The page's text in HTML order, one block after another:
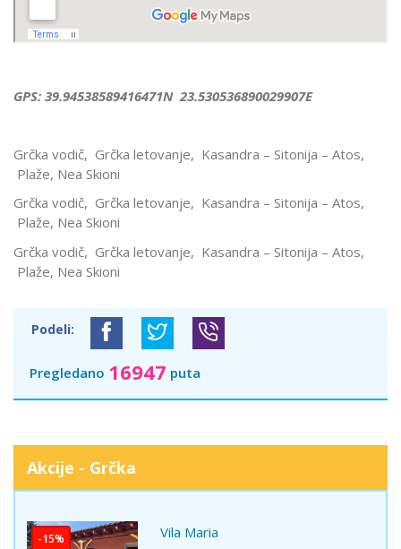
GPS: 39.94538589416471N 23.530536890029907E
Grčka vodič, Grčka letovanje, Kasandra – Sitonija – Atos,
Plaže, Nea Skioni
Grčka vodič, Grčka letovanje, Kasandra – Sitonija – Atos,
Plaže, Nea Skioni
Grčka vodič, Grčka letovanje, Kasandra – Sitonija – Atos,
Plaže, Nea Skioni
Podeli:
Pregledano 16947 puta
Akcije - Grčka
-15% Vila Maria